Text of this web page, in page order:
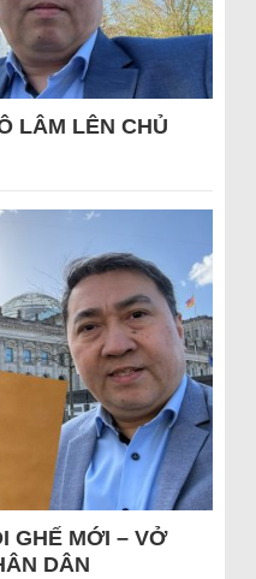
LÂM LÊN CHỦ
GHẾ MỚI – VỞ
DÂN